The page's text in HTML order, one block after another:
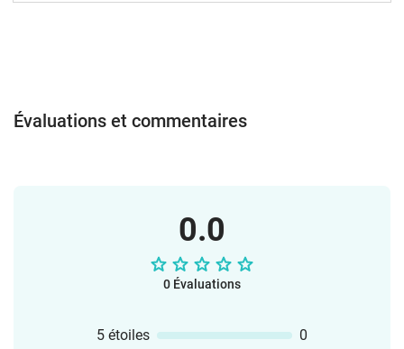
de l’Éducation nationale.Tous les
besoins. Amuse-toi bien avec ce matériel
en classe !L’équipe vlamingo
Évaluations et commentaires
0.0
0 Évaluations
5 étoiles
0